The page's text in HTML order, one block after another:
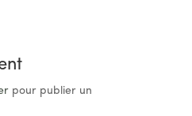
pour publier un